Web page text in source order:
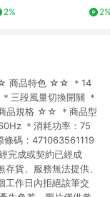
2%
商品特色 ☆☆ ＊14
三段風量切換開關 ＊
品規格 ☆☆ ＊商品型
＊消耗功率：75
條碼：471063561119
完成或契約已經成
貨、服務無法提供、
工作日內拒絕該筆交